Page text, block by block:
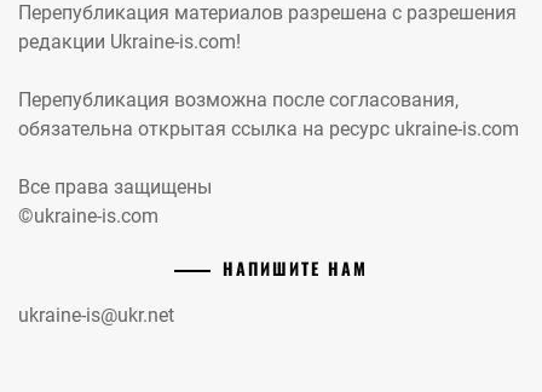
Перепубликация материалов разрешена с разрешения
редакции Ukraine-is.com!
Перепубликация возможна после согласования,
обязательна открытая ссылка на ресурс ukraine-is.com
Все права защищены
©ukraine-is.com
НАПИШИТЕ НАМ
ukraine-is@ukr.net